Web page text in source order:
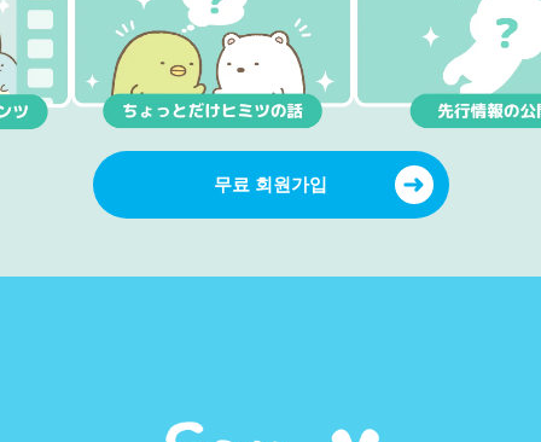
무료 회원가입